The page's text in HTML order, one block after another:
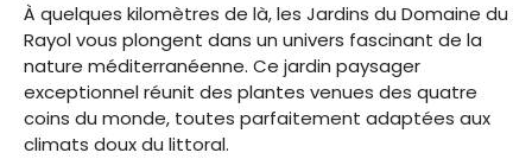
À quelques kilomètres de là, les Jardins du Domaine du
Rayol vous plongent dans un univers fascinant de la
nature méditerranéenne. Ce jardin paysager
exceptionnel réunit des plantes venues des quatre
coins du monde, toutes parfaitement adaptées aux
climats doux du littoral.